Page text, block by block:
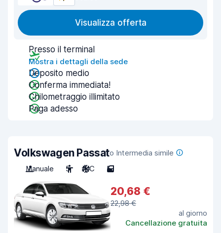
Visualizza offerta
Presso il terminal
Mostra i dettagli della sede
Deposito medio
Conferma immediata!
Chilometraggio illimitato
Paga adesso
Volkswagen Passato Intermedia simile
Manuale
5 A/C 5
20,68 €
22,98 €
al giorno
Cancellazione gratuita